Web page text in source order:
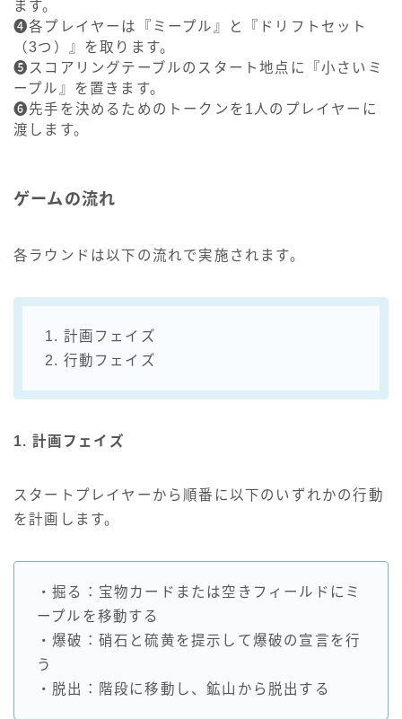
ます。
❹各プレイヤーは『ミープル』と『ドリフトセット
（3つ）』を取ります。
❺スコアリングテーブルのスタート地点に『小さいミ
ープル』を置きます。
❻先手を決めるためのトークンを1人のプレイヤーに
渡します。
ゲームの流れ
各ラウンドは以下の流れで実施されます。
1. 計画フェイズ
2. 行動フェイズ
1. 計画フェイズ
スタートプレイヤーから順番に以下のいずれかの行動
を計画します。
・掘る：宝物カードまたは空きフィールドにミ
ープルを移動する
・爆破：硝石と硫黄を提示して爆破の宣言を行
う
・脱出：階段に移動し、鉱山から脱出する